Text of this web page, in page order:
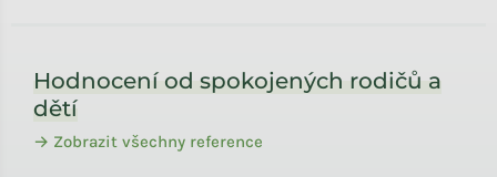
Hodnocení od spokojených rodičů a
dětí
→ Zobrazit všechny reference